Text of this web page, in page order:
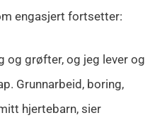
engasjert fortsetter:
og grøfter, og jeg lever og
Grunnarbeid, boring,
hjertebarn, sier